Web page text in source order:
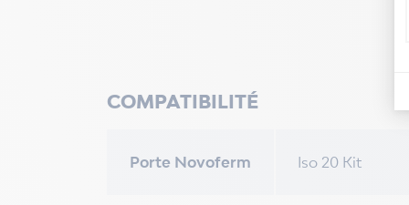
COMPATIBILITÉ
Porte Novoferm Iso 20 Kit